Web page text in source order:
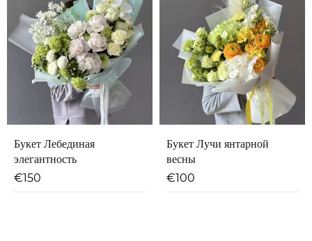
Букет Лебединая
элегантность
€150
Букет Лучи янтарной
весны
€100